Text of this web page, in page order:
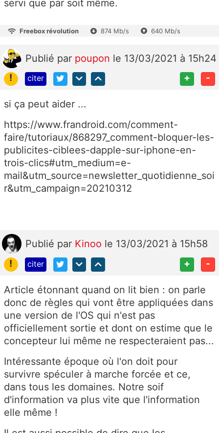
servi que par soit même.
Freebox révolution 874 Mb/s 640 Mb/s
Publié par poupon le 13/03/2021 à 15h24
!
citer + -
si ça peut aider ...
https://www.frandroid.com/comment-
faire/tutoriaux/868297_comment-bloquer-les-
publicites-ciblees-dapple-sur-iphone-en-
trois-clics#utm_medium=e-
mail&utm_source=newsletter_quotidienne_soi
r&utm_campaign=20210312
Publié par Kinoo le 13/03/2021 à 15h58
!
citer + -
Article étonnant quand on lit bien : on parle
donc de règles qui vont être appliquées dans
une version de l'OS qui n'est pas
officiellement sortie et dont on estime que le
concepteur lui même ne respecteraient pas...
Intéressante époque où l'on doit pour
survivre spéculer à marche forcée et ce,
dans tous les domaines. Notre soif
d'information va plus vite que l'information
elle même !